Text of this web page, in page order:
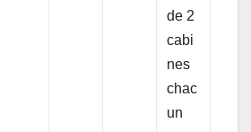
de 2
cabi
nes
chac
un